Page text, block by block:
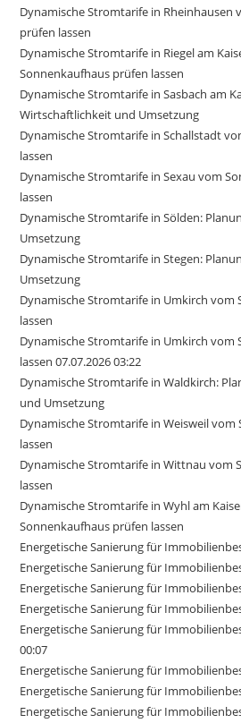
Dynamische Stromtarife in Rheinhausen
prüfen lassen
Dynamische Stromtarife in Riegel am
Sonnenkaufhaus prüfen lassen
Dynamische Stromtarife in Sasbach am
Wirtschaftlichkeit und Umsetzung
Dynamische Stromtarife in Schallstadt
lassen
Dynamische Stromtarife in Sexau vom
lassen
Dynamische Stromtarife in Sölden:
Umsetzung
Dynamische Stromtarife in Stegen:
Umsetzung
Dynamische Stromtarife in Umkirch vom
lassen
Dynamische Stromtarife in Umkirch vom
lassen 07.07.2026 03:22
Dynamische Stromtarife in Waldkirch:
und Umsetzung
Dynamische Stromtarife in Weisweil
lassen
Dynamische Stromtarife in Wittnau vom
lassen
Dynamische Stromtarife in Wyhl am
Sonnenkaufhaus prüfen lassen
Energetische Sanierung für
Energetische Sanierung für
Energetische Sanierung für
Energetische Sanierung für
Energetische Sanierung für
00:07
Energetische Sanierung für
Energetische Sanierung für
Energetische Sanierung für